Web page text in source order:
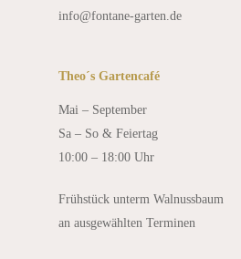
info@fontane-garten.de
Theo´s Gartencafé
Mai – September
Sa – So & Feiertag
10:00 – 18:00 Uhr
Frühstück unterm Walnussbaum
an ausgewählten Terminen